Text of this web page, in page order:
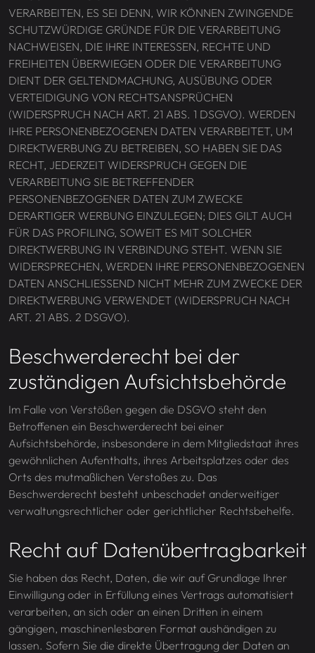
VERARBEITEN, ES SEI DENN, WIR KÖNNEN ZWINGENDE
SCHUTZWÜRDIGE GRÜNDE FÜR DIE VERARBEITUNG
NACHWEISEN, DIE IHRE INTERESSEN, RECHTE UND
FREIHEITEN ÜBERWIEGEN ODER DIE VERARBEITUNG
DIENT DER GELTENDMACHUNG, AUSÜBUNG ODER
VERTEIDIGUNG VON RECHTSANSPRÜCHEN
(WIDERSPRUCH NACH ART. 21 ABS. 1 DSGVO). WERDEN
IHRE PERSONENBEZOGENEN DATEN VERARBEITET, UM
DIREKTWERBUNG ZU BETREIBEN, SO HABEN SIE DAS
RECHT, JEDERZEIT WIDERSPRUCH GEGEN DIE
VERARBEITUNG SIE BETREFFENDER
PERSONENBEZOGENER DATEN ZUM ZWECKE
DERARTIGER WERBUNG EINZULEGEN; DIES GILT AUCH
FÜR DAS PROFILING, SOWEIT ES MIT SOLCHER
DIREKTWERBUNG IN VERBINDUNG STEHT. WENN SIE
WIDERSPRECHEN, WERDEN IHRE PERSONENBEZOGENEN
DATEN ANSCHLIESSEND NICHT MEHR ZUM ZWECKE DER
DIREKTWERBUNG VERWENDET (WIDERSPRUCH NACH
ART. 21 ABS. 2 DSGVO).
Beschwerde­recht bei der
zuständigen Aufsichts­behörde
Im Falle von Verstößen gegen die DSGVO steht den
Betroffenen ein Beschwerderecht bei einer
Aufsichtsbehörde, insbesondere in dem Mitgliedstaat ihres
gewöhnlichen Aufenthalts, ihres Arbeitsplatzes oder des
Orts des mutmaßlichen Verstoßes zu. Das
Beschwerderecht besteht unbeschadet anderweitiger
verwaltungsrechtlicher oder gerichtlicher Rechtsbehelfe.
Recht auf Daten­übertrag­barkeit
Sie haben das Recht, Daten, die wir auf Grundlage Ihrer
Einwilligung oder in Erfüllung eines Vertrags automatisiert
verarbeiten, an sich oder an einen Dritten in einem
gängigen, maschinenlesbaren Format aushändigen zu
lassen. Sofern Sie die direkte Übertragung der Daten an